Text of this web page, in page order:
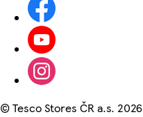
©Tesco Stores ČR a.s. 2026